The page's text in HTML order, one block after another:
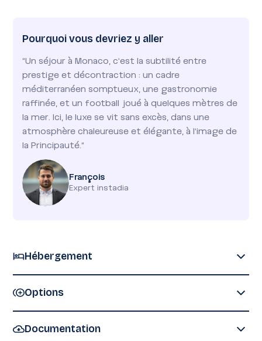
Pourquoi vous devriez y aller
"Un séjour à Monaco, c’est la subtilité entre
prestige et décontraction : un cadre
méditerranéen somptueux, une gastronomie
raffinée, et un football joué à quelques mètres de
la mer. Ici, le luxe se vit sans excès, dans une
atmosphère chaleureuse et élégante, à l’image de
la Principauté."
François
Expert instadia
Hébergement
hôtels partenaires, idéalement situés au cœur ou aux
abords immédiats de la Principauté.
Votre hébergement comprend :
Options
Documentation